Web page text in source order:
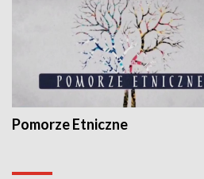
Pomorze Etniczne